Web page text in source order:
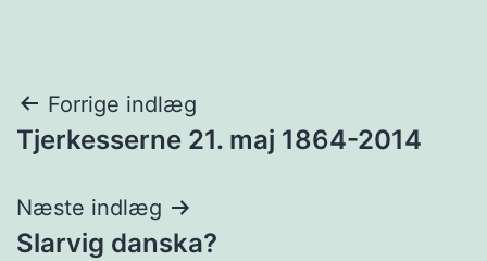
Indlægsnavigation
Forrige indlæg
Tjerkesserne 21. maj 1864-2014
Næste indlæg
Slarvig danska?